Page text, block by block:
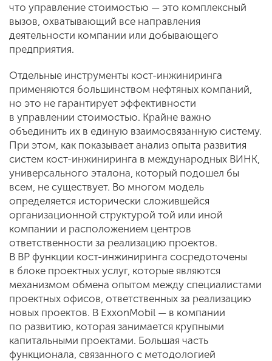
что управление стоимостью — это комплексный
вызов, охватывающий все направления
деятельности компании или добывающего
предприятия.
Отдельные инструменты кост-инжиниринга
применяются большинством нефтяных компаний,
но это не гарантирует эффективности
в управлении стоимостью. Крайне важно
объединить их в единую взаимосвязанную систему.
При этом, как показывает анализ опыта развития
систем кост-инжиниринга в международных ВИНК,
универсального эталона, который подошел бы
всем, не существует. Во многом модель
определяется исторически сложившейся
организационной структурой той или иной
компании и расположением центров
ответственности за реализацию проектов.
В BP функции кост-инжиниринга сосредоточены
в блоке проектных услуг, которые являются
механизмом обмена опытом между специалистами
проектных офисов, ответственных за реализацию
новых проектов. В ExxonMobil — в компании
по развитию, которая занимается крупными
капитальными проектами. Большая часть
функционала, связанного с методологией